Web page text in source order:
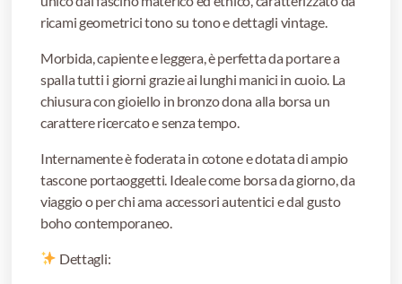
ricami geometrici tono su tono e dettagli vintage.
Morbida, capiente e leggera, è perfetta da portare a
spalla tutti i giorni grazie ai lunghi manici in cuoio. La
chiusura con gioiello in bronzo dona alla borsa un
carattere ricercato e senza tempo.
Internamente è foderata in cotone e dotata di ampio
tascone portaoggetti. Ideale come borsa da giorno, da
viaggio o per chi ama accessori autentici e dal gusto
boho contemporaneo.
Dettagli: